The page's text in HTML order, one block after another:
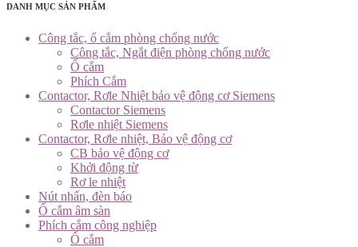
DANH MỤC SẢN PHẨM
Công tắc, ổ cắm phòng chống nước
Công tắc, Ngắt điện phòng chống nước
Ổ cắm
Phích Cắm
Contactor, Rơle Nhiệt bảo vệ động cơ Siemens
Contactor Siemens
Rơle nhiệt Siemens
Contactor, Rơle nhiệt, Bảo vệ động cơ
CB bảo vệ động cơ
Khởi động từ
Rơ le nhiệt
Nút nhấn, đèn báo
Ổ cắm âm sàn
Phích cắm công nghiệp
Ổ cắm